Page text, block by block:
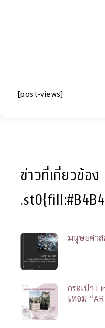
[post-views]
ข่าวที่เกี่ยวข้อง
มนุษยศา
กระเป๋า
เทอม